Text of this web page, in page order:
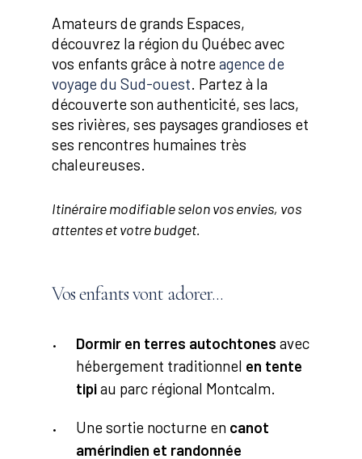
Amateurs de grands Espaces,
découvrez la région du Québec avec
vos enfants grâce à notreagence de
voyage du Sud-ouest. Partez à la
découverte son authenticité, ses lacs,
ses rivières, ses paysages grandioses et
ses rencontres humaines très
chaleureuses.
Itinéraire modifiable selon vos envies, vos
attentes et votre budget.
Vosenfantsvont adorer...
Dormir en terres autochtones avec
hébergement traditionnel en tente
tipiau parc régional Montcalm.
Une sortie nocturne en canot
amérindien et randonnée